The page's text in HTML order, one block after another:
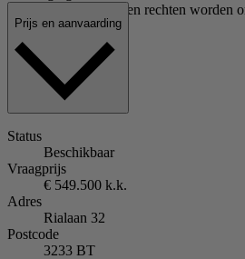
treden. Er kunnen geen rechten worden
woninginformatie.
Prijs en aanvaarding
Status
Beschikbaar
Vraagprijs
€ 549.500 k.k.
Adres
Rialaan 32
Postcode
3233 BT